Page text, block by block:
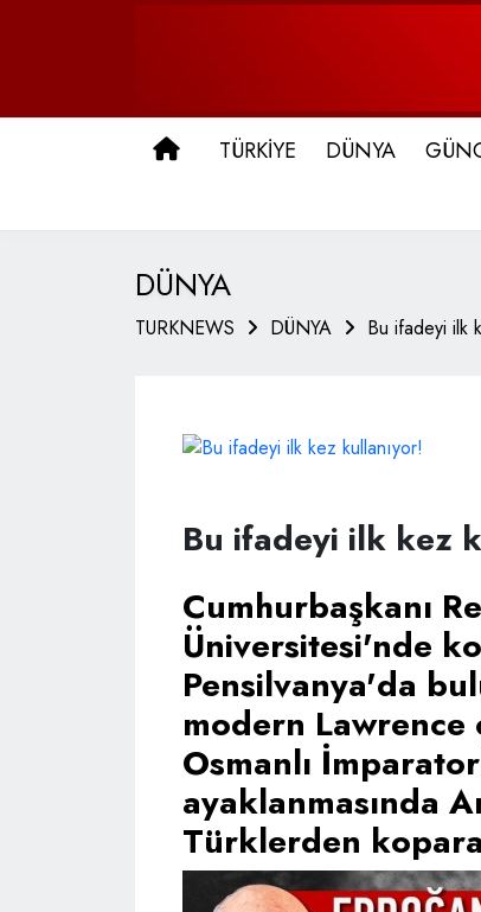
ANA SAYFA
TÜRKİYE DÜNYA
DÜNYA
TURKNEWS DÜNYA Bu ifadeyi ilk
Bu ifadeyi ilk kez
Cumhurbaşkanı
Üniversitesi'nde
Pensilvanya'da
modern
Osmanlı
ayaklanmasında
Türklerden